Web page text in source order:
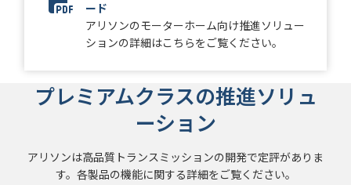
2024 Motorhome Brochure
ード
アリソンのモーターホーム向け推進ソリュー
ションの詳細はこちらをご覧ください。
プレミアムクラスの推進ソリュ
ーション
アリソンは高品質トランスミッションの開発で定評がありま
す。各製品の機能に関する詳細をご覧ください。